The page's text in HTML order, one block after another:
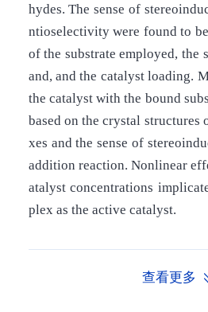
hydes. The sense of
ntioselectivity were found to
of the substrate employed, the
and, and the catalyst loading.
the catalyst with the bound
based on the crystal structures
xes and the sense of
addition reaction. Nonlinear
atalyst concentrations
plex as the active catalyst.
查看更多